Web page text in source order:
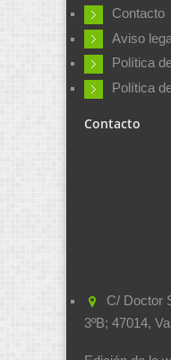
Contacto
Aviso
Política
Política
Contacto
C/ Doctor
3ºB; 47014,